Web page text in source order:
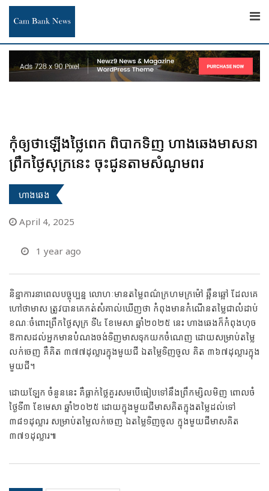
Skip
content
កុំឲ្យថាឡើងថ្លៃពេក ពិបាកទិញ ហាងឆេងមាសនា
ព្រឹកថ្ងៃសុក្រនេះ ចុះជូនតាមសំណូមពរ
ហាងឆេង
April 4, 2025
1 year ago
និន្នាការនាពេលបច្ចុប្បន្ន លោហៈមានតម្លៃពណ៌ក្រហមក្រម៉ៅ ឆ្អឹនឆ្អៅ ដែលគេ
ហៅថាមាស ត្រូវបានគេកត់សំគាល់ឃើញថា កំពុងមានកំណើនតម្លៃជាលំដាប់
ខណៈចំពោះព្រឹកថ្ងៃសុក្រ ទី៤ ខែមេសា ឆ្នាំ២០២៥ នេះ ហាងឆេងក៏កំពុងហុច
ឱកាសដល់អ្នកមានបំណងចង់ទិញមាសទុកយកចំណេញ ដោយសម្រាប់តម្លៃ
លក់ចេញ គឺគិត ៣៧៧ដុល្លារក្នុងមួយជី ឯតម្លៃទិញចូល គិត ៣៦៧ដុល្លារក្នុង
មួយជី។
ដោយឡែក ចំនួននេះ គឺធ្លាក់ថ្លៃគួរសមបើធៀបទៅនឹងព្រឹកម្សិលមិញ ពោលចំ
ថ្ងៃទី៣ ខែមេសា ឆ្នាំ២០២៥ ដោយក្នុងមួយជីមាសគិតក្នុងតម្លៃដល់ទៅ
៣៨១ដុល្លារ សម្រាប់តម្លៃលក់ចេញ ឯតម្លៃទិញចូល ក្នុងមួយជីមាសគិត
៣៧១ដុល្លារ៕